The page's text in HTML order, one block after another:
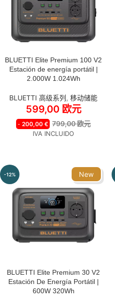
BLUETTI Elite Premium 100 V2
Estación de energía portátil |
2.000W 1.024Wh
BLUETTI 高级系列, 移动储能
599,00 欧元
- 200,00 € 799,00欧元
IVA INCLUIDO
New
-12%
BLUETTI Elite Premium 30 V2
Estación De Energía Portátil |
600W 320Wh